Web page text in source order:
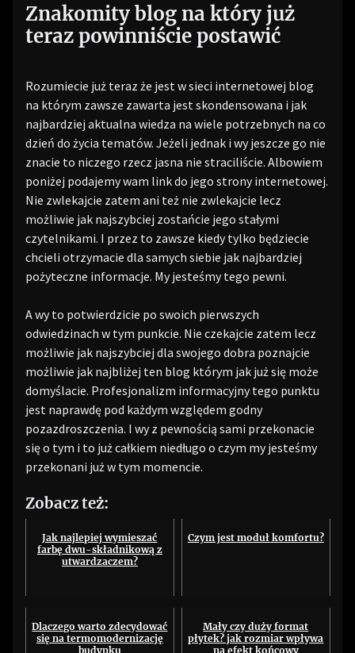
Znakomity blog na który już
teraz powinniście postawić
Rozumiecie już teraz że jest w sieci internetowej blog
na którym zawsze zawarta jest skondensowana i jak
najbardziej aktualna wiedza na wiele potrzebnych na co
dzień do życia tematów. Jeżeli jednak i wy jeszcze go nie
znacie to niczego rzecz jasna nie straciliście. Albowiem
poniżej podajemy wam link do jego strony internetowej.
Nie zwlekajcie zatem ani też nie zwlekajcie lecz
możliwie jak najszybciej zostańcie jego stałymi
czytelnikami. I przez to zawsze kiedy tylko będziecie
chcieli otrzymacie dla samych siebie jak najbardziej
pożyteczne informacje. My jesteśmy tego pewni.
A wy to potwierdzicie po swoich pierwszych
odwiedzinach w tym punkcie. Nie czekajcie zatem lecz
możliwie jak najszybciej dla swojego dobra poznajcie
możliwie jak najbliżej ten blog którym jak już się może
domyślacie. Profesjonalizm informacyjny tego punktu
jest naprawdę pod każdym względem godny
pozazdroszczenia. I wy z pewnością sami przekonacie
się o tym i to już całkiem niedługo o czym my jesteśmy
przekonani już w tym momencie.
Zobacz też:
Jak najlepiej wymieszać
farbę dwu-składnikową z
utwardzaczem?
Czym jest moduł komfortu?
Dlaczego warto zdecydować
się na termomodernizację
budynku
Mały czy duży format
płytek? jak rozmiar wpływa
na efekt końcowy